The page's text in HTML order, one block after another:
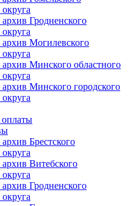
Гродненского
Могилевского
Минского областного
Минского городского
оплаты
Брестского
Витебского
Гродненского